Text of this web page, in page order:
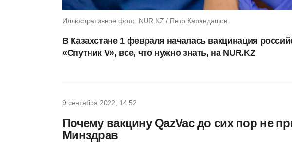
Иллюстративное фото: NUR.KZ / Петр Карандашов
В Казахстане 1 февраля началась вакцинация
«Спутник V», все, что нужно знать, на NUR.KZ
9 сентября 2022, 14:52
Почему вакцину QazVac до сих пор не
Минздрав